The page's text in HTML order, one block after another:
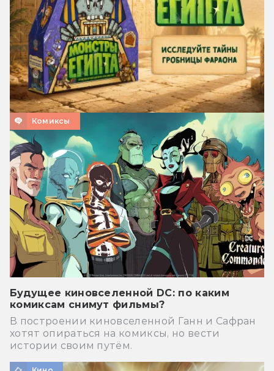
Комиксы
Будущее киновселенной DC: по каким
комиксам снимут фильмы?
В построении киновселенной Ганн и Сафран
хотят опираться на комиксы, но вести
истории своим путём.